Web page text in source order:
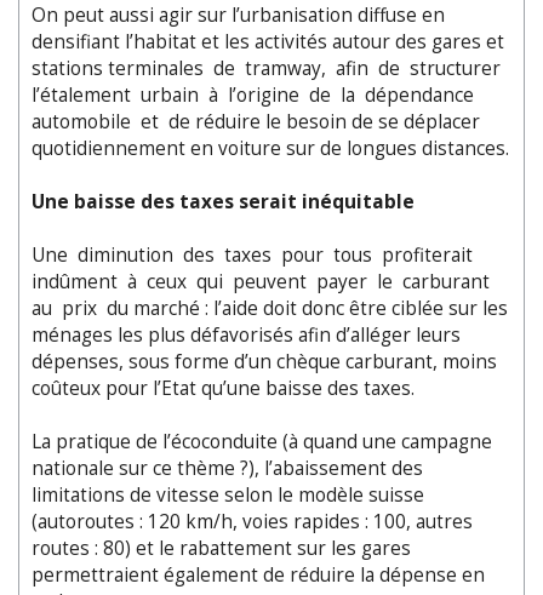
On peut aussi agir sur l’urbanisation diffuse en
densifiant l’habitat et les activités autour des gares et
stations terminales de tramway, afin de structurer
l’étalement urbain à l’origine de la dépendance
automobile et de réduire le besoin de se déplacer
quotidiennement en voiture sur de longues distances.
Une baisse des taxes serait inéquitable
Une diminution des taxes pour tous profiterait
indûment à ceux qui peuvent payer le carburant
au prix du marché : l’aide doit donc être ciblée sur les
ménages les plus défavorisés afin d’alléger leurs
dépenses, sous forme d’un chèque carburant, moins
coûteux pour l’Etat qu’une baisse des taxes.
La pratique de l’écoconduite (à quand une campagne
nationale sur ce thème ?), l’abaissement des
limitations de vitesse selon le modèle suisse
(autoroutes : 120 km/h, voies rapides : 100, autres
routes : 80) et le rabattement sur les gares
permettraient également de réduire la dépense en